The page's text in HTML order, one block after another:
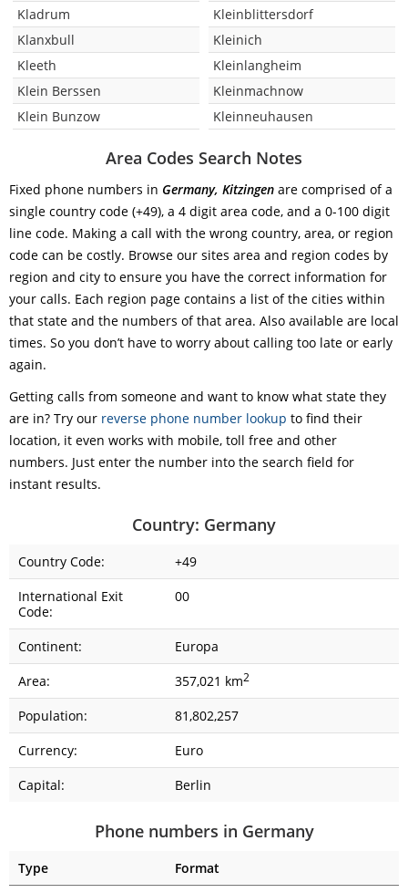
Kladrum
Klanxbull
Kleeth
Klein Berssen
Klein Bunzow
Kleinblittersdorf
Kleinich
Kleinlangheim
Kleinmachnow
Kleinneuhausen
Area Codes Search Notes
Fixed phone numbers in Germany, Kitzingen are comprised of a
single country code (+49), a 4 digit area code, and a 0-100 digit
line code. Making a call with the wrong country, area, or region
code can be costly. Browse our sites area and region codes by
region and city to ensure you have the correct information for
your calls. Each region page contains a list of the cities within
that state and the numbers of that area. Also available are local
times. So you don’t have to worry about calling too late or early
again.
Getting calls from someone and want to know what state they
are in? Try our reverse phone number lookup to find their
location, it even works with mobile, toll free and other
numbers. Just enter the number into the search field for
instant results.
Country: Germany
Country Code:
+49
International Exit
Code:
00
Continent:
Europa
Area:
357,021 km2
Population:
81,802,257
Currency:
Euro
Capital:
Berlin
Phone numbers in Germany
Type
Format